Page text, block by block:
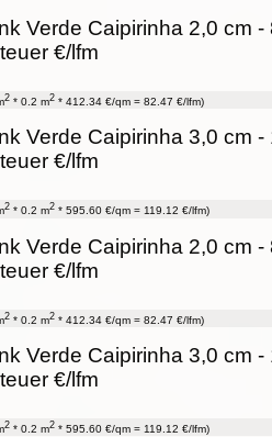
Verde Caipirinha 2,0 cm -
€/lfm
2 * 0.2 m2 * 412.34 €/qm = 82.47 €/lfm)
Verde Caipirinha 3,0 cm -
€/lfm
2 * 0.2 m2 * 595.60 €/qm = 119.12 €/lfm)
Verde Caipirinha 2,0 cm -
€/lfm
2 * 0.2 m2 * 412.34 €/qm = 82.47 €/lfm)
Verde Caipirinha 3,0 cm -
€/lfm
2 * 0.2 m2 * 595.60 €/qm = 119.12 €/lfm)